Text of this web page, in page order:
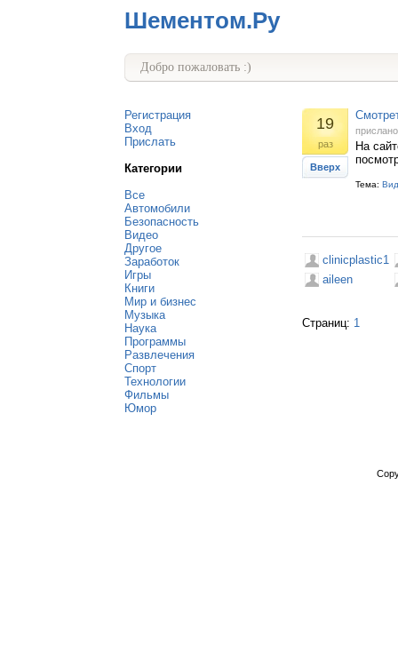
Шементом.Ру
Добро пожаловать :)
Регистрация
Вход
Прислать
Категории
Все
Автомобили
Безопасность
Видео
Другое
Заработок
Игры
Книги
Мир и бизнес
Музыка
Наука
Программы
Развлечения
Спорт
Технологии
Фильмы
Юмор
19
раз
Вверх
На
Тема:
clinicplastic1
aileen
Страниц: 1